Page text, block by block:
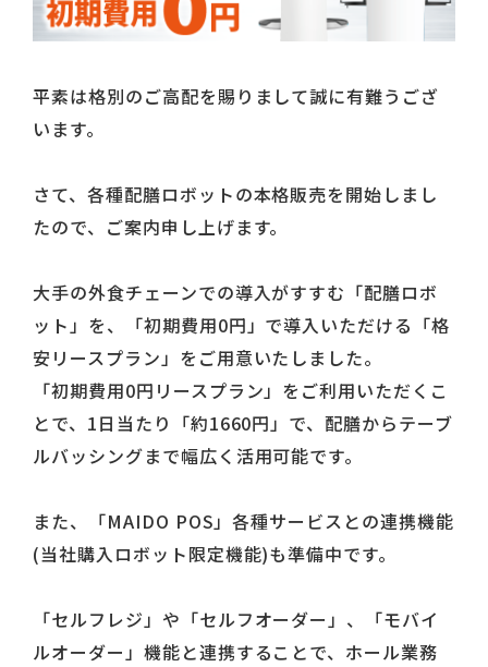
平素は格別のご高配を賜りまして誠に有難うござ
います。
さて、各種配膳ロボットの本格販売を開始しまし
たので、ご案内申し上げます。
大手の外食チェーンでの導入がすすむ「配膳ロボ
ット」を、「初期費用0円」で導入いただける「格
安リースプラン」をご用意いたしました。
「初期費用0円リースプラン」をご利用いただくこ
とで、1日当たり「約1660円」で、配膳からテーブ
ルバッシングまで幅広く活用可能です。
また、「MAIDO POS」各種サービスとの連携機能
(当社購入ロボット限定機能)も準備中です。
「セルフレジ」や「セルフオーダー」、「モバイ
ルオーダー」機能と連携することで、ホール業務